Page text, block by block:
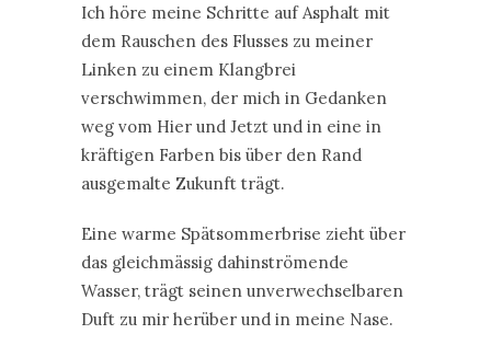
Ich höre meine Schritte auf Asphalt mit
dem Rauschen des Flusses zu meiner
Linken zu einem Klangbrei
verschwimmen, der mich in Gedanken
weg vom Hier und Jetzt und in eine in
kräftigen Farben bis über den Rand
ausgemalte Zukunft trägt.
Eine warme Spätsommerbrise zieht über
das gleichmässig dahinströmende
Wasser, trägt seinen unverwechselbaren
Duft zu mir herüber und in meine Nase.